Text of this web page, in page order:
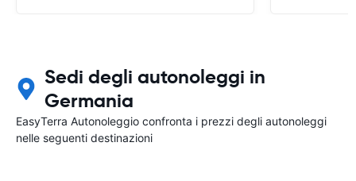
Sedi degli autonoleggi in
Germania
EasyTerra Autonoleggio confronta i prezzi degli autonoleggi
nelle seguenti destinazioni